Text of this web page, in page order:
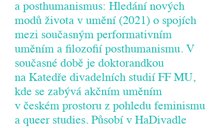
a posthumanismus: Hledání nových
modů života v umění (2021) o spojích
mezi současným performativním
uměním a filozofií posthumanismu. V
současné době je doktorandkou
na Katedře divadelních studií FF MU,
kde se zabývá akčním uměním
v českém prostoru z pohledu feminismu
a queer studies. Působí v HaDivadle